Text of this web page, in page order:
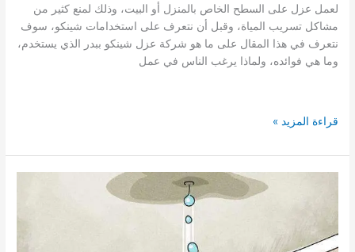
لعمل عزل على السطح الخاص بالمنزل أو البيت، وذلك لمنع كثير من
مشاكل تسريب المياة، وقبل أن نتعرف على استخدامات شينكو، سوف
نتعرف في هذا المقال على ما هو شركة عزل شينكو ببدر الذي يستخدم،
وما هي فوائده، ولماذا يرغب الناس في عمل
افضل
عزل
شينكو
عزل
متخصصة
قراءة المزيد »